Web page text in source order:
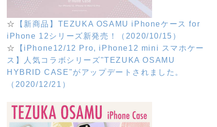
☆
【新商品】TEZUKA OSAMU iPhoneケース for
iPhone 12シリーズ新発売！（2020/10/15）
☆
【iPhone12/12 Pro, iPhone12 mini スマホケー
ス】人気コラボシリーズ"TEZUKA OSAMU
HYBRID CASE"がアップデートされました。
（2020/12/21）